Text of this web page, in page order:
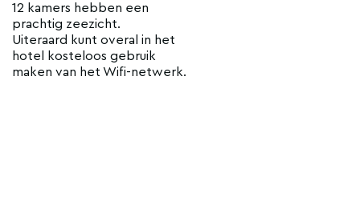
12 kamers hebben een
prachtig zeezicht.
Uiteraard kunt overal in het
hotel kosteloos gebruik
maken van het Wifi-netwerk.